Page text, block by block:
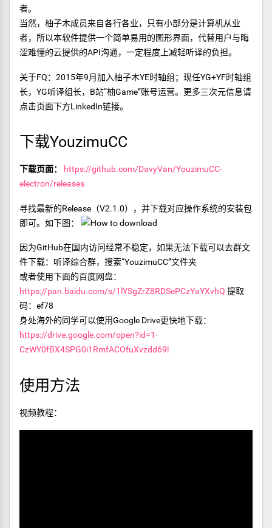
者。
当然，柚子木成员来自各行各业，只有小部分是计算机从业
者，所以本软件提供一个简单易用的图形界面，代替用户与晦
涩难懂的云提供的API沟通，一定程度上减轻听译的负担。
关于FQ：2015年9月加入柚子木YE时轴组；现任YG+YF时轴组
长，YG听译组长，B站“柚Game”账号运营。更多三次元信息请
点击页面下方LinkedIn链接。
下载YouzimuCC
下载页面：
https://github.com/DavyVan/YouzimuCC-
electron/releases
寻找最新的Release（V2.1.0），并下载对应操作系统的安装包
即可。如下图：
因为GitHub在国内访问经常不稳定，如果无法下载可以去群文
件下载：听译综合群，搜索“YouzimuCC”文件夹
或者使用下面的百度网盘：
https://pan.baidu.com/s/1lYSgZrZ8RDSePCzYaYXvhQ 提取
码：ef78
身处海外的同学可以使用Google Drive更快地下载：
https://drive.google.com/open?id=1-
CzWY0fBX4SPG0i1RmfACOfuXvzdd69l
使用方法
视频教程：